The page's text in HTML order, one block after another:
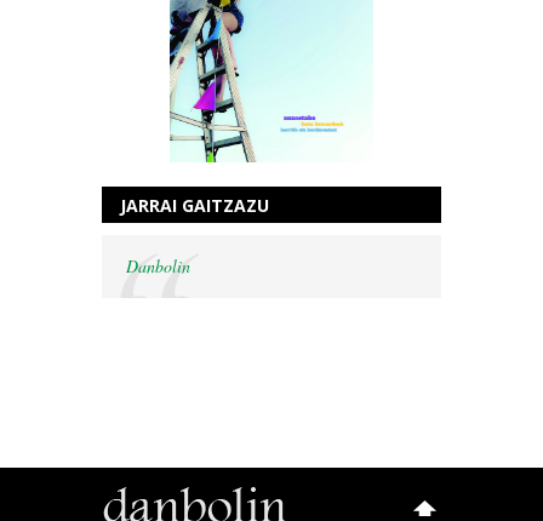
JARRAI GAITZAZU
Danbolin